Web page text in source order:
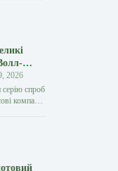
процес
2026
серію спроб
компанії